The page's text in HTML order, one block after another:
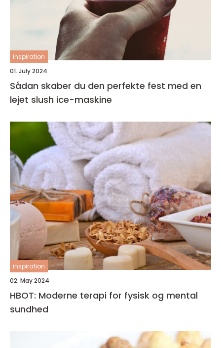
inspiration
01. July 2024
Sådan skaber du den perfekte fest med en
lejet slush ice-maskine
inspiration
02. May 2024
HBOT: Moderne terapi for fysisk og mental
sundhed